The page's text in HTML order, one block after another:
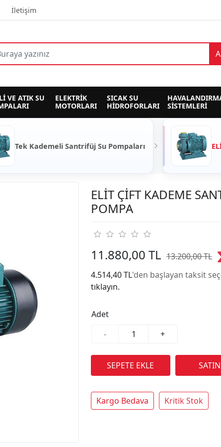
İletişim
VE ATIK SU
ELEKTRİK
MOTORLARI
SICAK SU
HİDROFORLARI
SİSTEMLERİ
Tek Kademeli Santrifüj Su Pompaları
ELİT ÇİFT KADEME
POMPA
11.880,00 TL 13.200,00 TL
4.514,40 TL'den başlayan taksit
tıklayın.
Adet
-
+
Kargo Bedava Kritik Stok